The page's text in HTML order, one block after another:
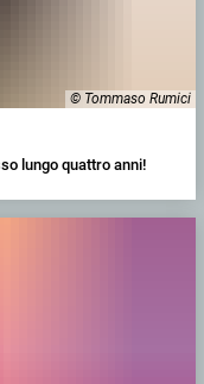
© Tommaso Rumici
lungo quattro anni!